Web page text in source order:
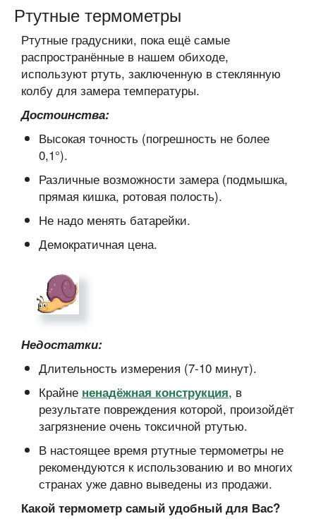
Ртутные термометры
Ртутные градусники, пока ещё самые
распространённые в нашем обиходе,
используют ртуть, заключенную в стеклянную
колбу для замера температуры.
Достоинства:
Высокая точность (погрешность не более
0,1°).
Различные возможности замера (подмышка,
прямая кишка, ротовая полость).
Не надо менять батарейки.
Демократичная цена.
Недостатки:
Длительность измерения (7-10 минут).
Крайне ненадёжная конструкция, в
результате повреждения которой, произойдёт
загрязнение очень токсичной ртутью.
В настоящее время ртутные термометры не
рекомендуются к использованию и во многих
странах уже давно выведены из продажи.
Какой термометр самый удобный для Вас?